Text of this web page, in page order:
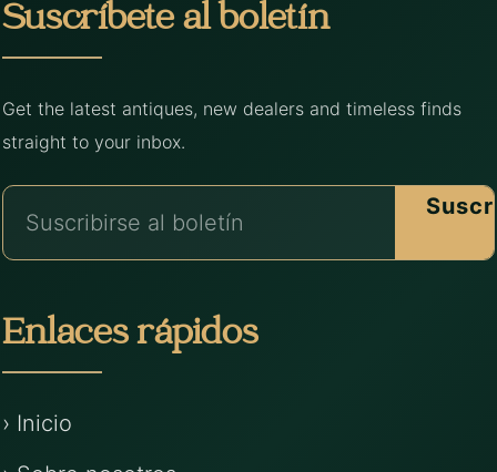
Suscríbete al boletín
Get the latest antiques, new dealers and timeless finds
straight to your inbox.
Enlaces rápidos
› Inicio